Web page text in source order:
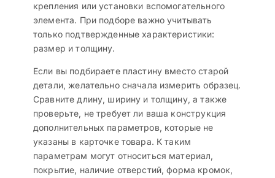
крепления или установки вспомогательного
элемента. При подборе важно учитывать
только подтвержденные характеристики:
размер и толщину.
Если вы подбираете пластину вместо старой
детали, желательно сначала измерить образец.
Сравните длину, ширину и толщину, а также
проверьте, не требует ли ваша конструкция
дополнительных параметров, которые не
указаны в карточке товара. К таким
параметрам могут относиться материал,
покрытие, наличие отверстий, форма кромок,